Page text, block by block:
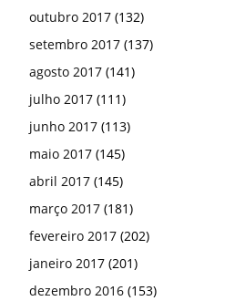
outubro 2017 (132)
setembro 2017 (137)
agosto 2017 (141)
julho 2017 (111)
junho 2017 (113)
maio 2017 (145)
abril 2017 (145)
março 2017 (181)
fevereiro 2017 (202)
janeiro 2017 (201)
dezembro 2016 (153)